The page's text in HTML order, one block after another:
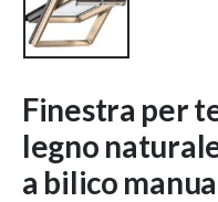
Finestra per
legno
a bilico